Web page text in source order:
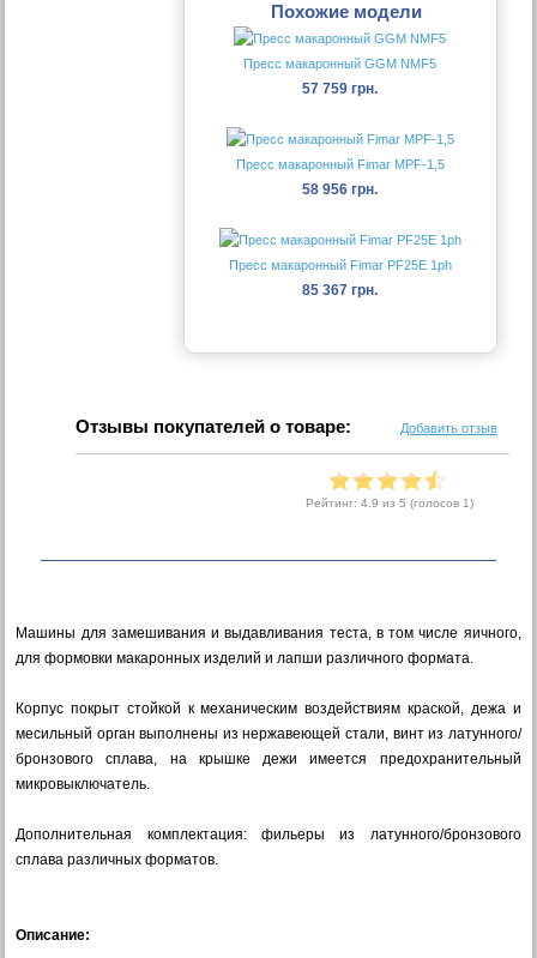
Похожие модели
Пресс макаронный GGM NMF5
57 759 грн.
Пресс макаронный Fimar MPF-1,5
58 956 грн.
Пресс макаронный Fimar PF25E 1ph
85 367 грн.
Отзывы покупателей о товаре: Добавить отзыв
Рейтинг: 4.9 из 5 (голосов 1)
Машины для замешивания и выдавливания теста, в том числе яичного,
для формовки макаронных изделий и лапши различного формата.
Корпус покрыт стойкой к механическим воздействиям краской, дежа и
месильный орган выполнены из нержавеющей стали, винт из латунного/
бронзового сплава, на крышке дежи имеется предохранительный
микровыключатель.
Дополнительная комплектация: фильеры из латунного/бронзового
сплава различных форматов.
Описание: